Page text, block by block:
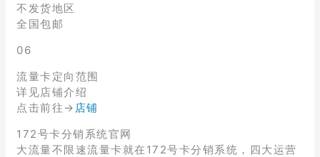
不发货地区
全国包邮
06
流量卡定向范围
详见店铺介绍
点击前往→ 店铺
172号卡分销系统官网
大流量不限速流量卡就在172号卡分销系统，四大运营